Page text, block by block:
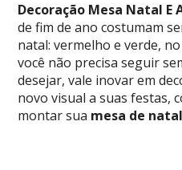
Decoração Mesa Natal E
de fim de ano costumam
natal: vermelho e verde,
você não precisa seguir
desejar, vale inovar em
novo visual a suas festas,
montar sua mesa de natal